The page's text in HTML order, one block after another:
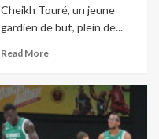
Cheikh Touré, un jeune
gardien de but, plein de...
Read More